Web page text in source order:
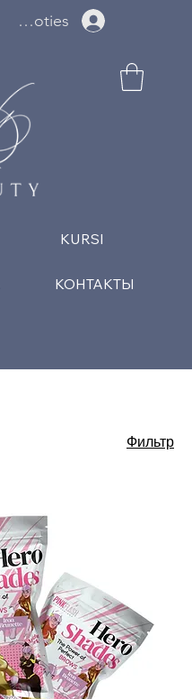
KURSI
КОНТАКТЫ
Ielogoties
Фильтр